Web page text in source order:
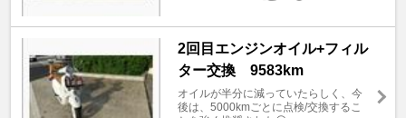
2回目エンジンオイル+フィル
ター交換 9583km
オイルが半分に減っていたらしく、今
後は、5000kmごとに点検/交換するこ